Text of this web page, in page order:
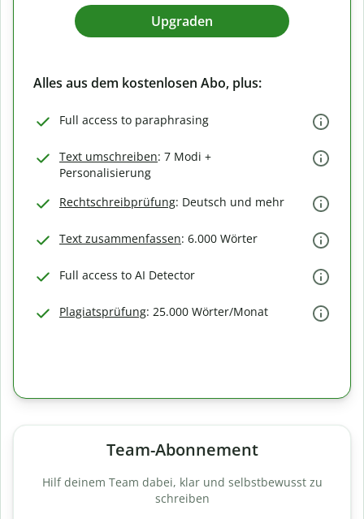
Upgraden
Alles aus dem kostenlosen Abo, plus:
Full access to paraphrasing
Text umschreiben: 7 Modi +
Personalisierung
Rechtschreibprüfung: Deutsch und mehr
Text zusammenfassen: 6.000 Wörter
Full access to AI Detector
Plagiatsprüfung: 25.000 Wörter/Monat
Team-Abonnement
Hilf deinem Team dabei, klar und selbstbewusst zu
schreiben